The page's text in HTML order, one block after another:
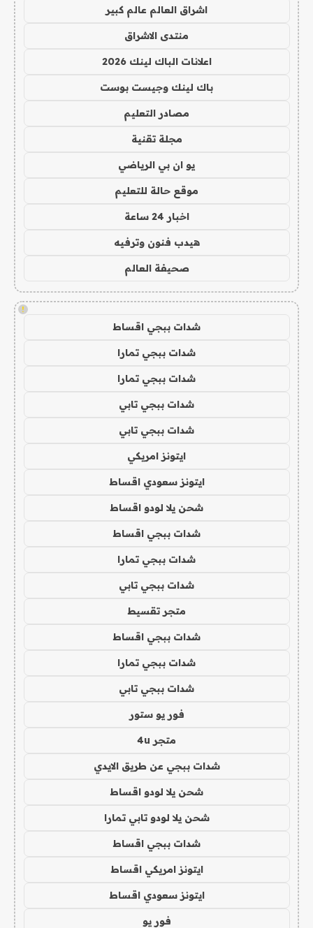
اشراق العالم عالم كبير
منتدى الاشراق
اعلانات الباك لينك 2026
باك لينك وجيست بوست
مصادر التعليم
مجلة تقنية
يو ان بي الرياضي
موقع حالة للتعليم
اخبار 24 ساعة
هيدب فنون وترفيه
صحيفة العالم
!
شدات ببجي اقساط
شدات ببجي تمارا
شدات ببجي تمارا
شدات ببجي تابي
شدات ببجي تابي
ايتونز امريكي
ايتونز سعودي اقساط
شحن يلا لودو اقساط
شدات ببجي اقساط
شدات ببجي تمارا
شدات ببجي تابي
متجر تقسيط
شدات ببجي اقساط
شدات ببجي تمارا
شدات ببجي تابي
فور يو ستور
متجر 4u
شدات ببجي عن طريق الايدي
شحن يلا لودو اقساط
شحن يلا لودو تابي تمارا
شدات ببجي اقساط
ايتونز امريكي اقساط
ايتونز سعودي اقساط
فور يو